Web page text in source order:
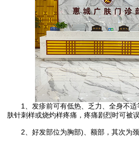
1、发疹前可有低热、乏力、全身不适
肤针刺样或烧灼样疼痛，疼痛剧烈时可被
2、好发部位为胸部)、额部，其次为颈